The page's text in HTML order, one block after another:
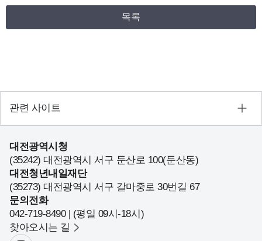
목록
관련 사이트
대전광역시청
(35242) 대전광역시 서구 둔산로 100(둔산동)
대전청년내일재단
(35273) 대전광역시 서구 갈마중로 30번길 67
문의전화
042-719-8490 | (평일 09시-18시)
찾아오시는 길